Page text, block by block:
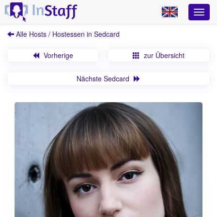
Alle Hosts / Hostessen in Sedcard
Vorherige zur Übersicht
Nächste Sedcard